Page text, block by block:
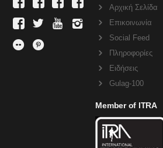
Αρχική Σελίδα
Επικοινωνία
Social Feed
Πληροφορίες
Ειδήσεις
Gulag-100
Member of ITRA